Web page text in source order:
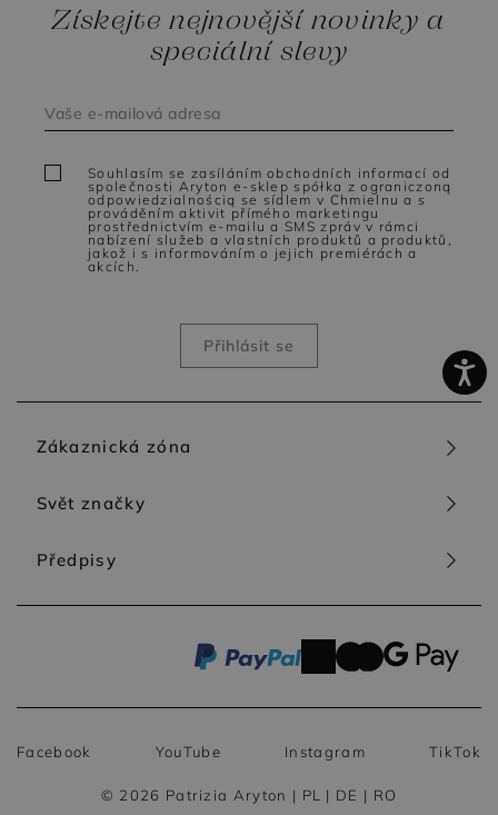
Zákaznická zóna
Svět značky
Předpisy
Získejte nejnovější novinky a
speciální slevy
Souhlasím se zasíláním obchodních informací od
společnosti Aryton e-sklep spółka z ograniczoną
odpowiedzialnością se sídlem v Chmielnu a s
prováděním aktivit přímého marketingu
prostřednictvím e-mailu a SMS zpráv v rámci
nabízení služeb a vlastních produktů a produktů,
jakož i s informováním o jejich premiérách a
akcích.
Facebook YouTube Instagram TikTok
© 2026 Patrizia Aryton | PL | DE | RO